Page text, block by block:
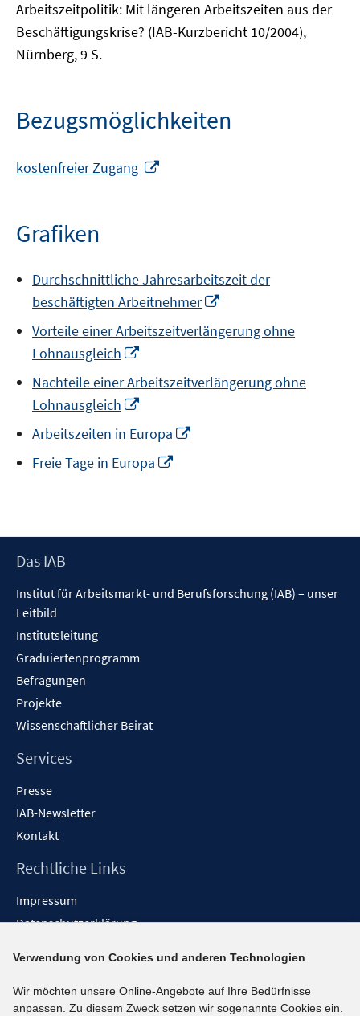
Arbeitszeitpolitik: Mit längeren Arbeitszeiten aus der
Beschäftigungskrise? (IAB-Kurzbericht 10/2004),
Nürnberg, 9 S.
Bezugsmöglichkeiten
kostenfreier Zugang
Grafiken
Durchschnittliche Jahresarbeitszeit der
beschäftigten Arbeitnehmer
Fenster
Vorteile einer Arbeitszeitverlängerung ohne
Lohnausgleich
Fenster
Nachteile einer Arbeitszeitverlängerung ohne
Lohnausgleich
Fenster
öffnen
Arbeitszeiten in Europa
Freie Tage in Europa
Footer
Das IAB
Institut für Arbeitsmarkt- und Berufsforschung (IAB) – unser
Leitbild
Institutsleitung
Graduiertenprogramm
Befragungen
Projekte
Wissenschaftlicher Beirat
Services
Presse
IAB-Newsletter
Kontakt
Rechtliche Links
Impressum
Datenschutzerklärung
Barrieren melden
Social-Media-Kanäle
Verwendung von Cookies und anderen Technologien
Wir möchten unsere Online-Angebote auf Ihre Bedürfnisse
anpassen. Zu diesem Zweck setzen wir sogenannte Cookies ein.